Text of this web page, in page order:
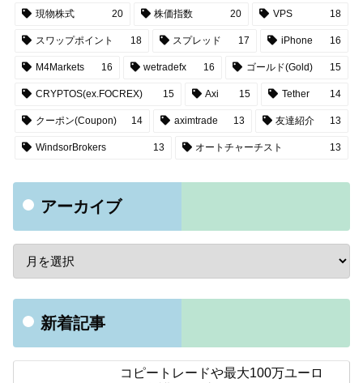
現物株式 20 株価指数 20 VPS 18
スワップポイント 18 スプレッド 17 iPhone 16
M4Markets 16 wetradefx 16 ゴールド(Gold) 15
CRYPTOS(ex.FOCREX) 15 Axi 15 Tether 14
クーポン(Coupon) 14 aximtrade 13 友達紹介 13
WindsorBrokers 13 オートチャーチスト 13
アーカイブ
新着記事
コピートレードや最大100万ユーロ